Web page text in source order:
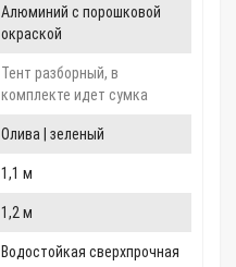
Алюминий с порошковой
окраской
Тент разборный, в
комплекте идет сумка
Олива | зеленый
1,1 м
1,2 м
Водостойкая сверхпрочная